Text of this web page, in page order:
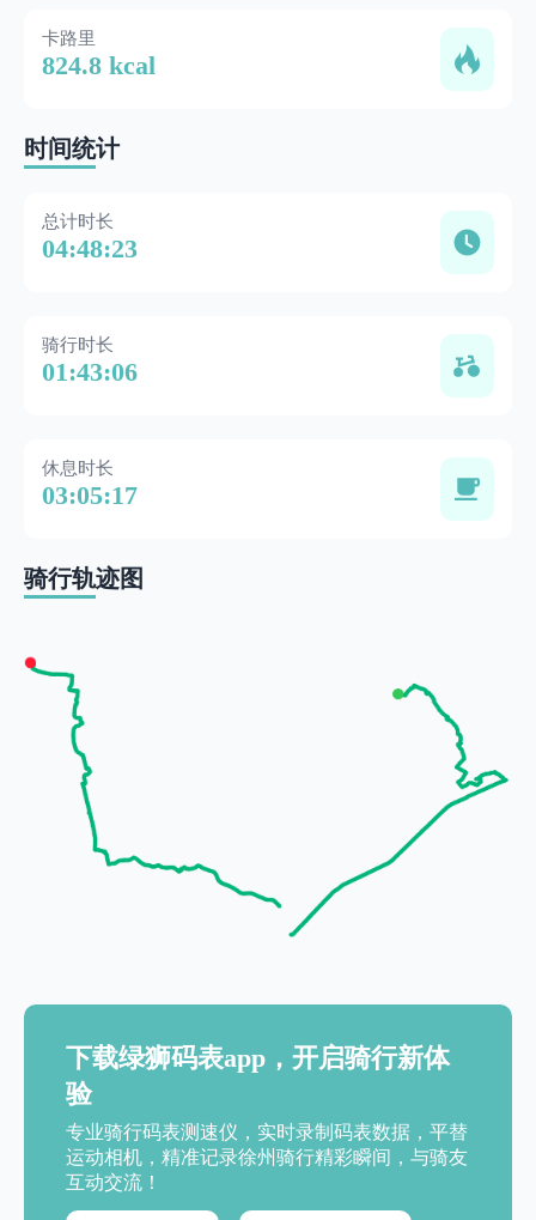
卡路里
824.8 kcal
时间统计
总计时长
04:48:23
骑行时长
01:43:06
休息时长
03:05:17
骑行轨迹图
下载绿狮码表app，开启骑行新体
验
专业骑行码表测速仪，实时录制码表数据，平替
运动相机，精准记录徐州骑行精彩瞬间，与骑友
互动交流！